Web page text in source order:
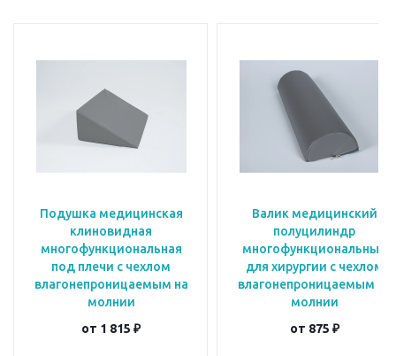
Подушка медицинская
клиновидная
многофункциональная
под плечи с чехлом
влагонепроницаемым на
молнии
от 1 815 ₽
Валик медицинский
полуцилиндр
многофункциональный
для хирургии с чехлом
влагонепроницаемым на
молнии
от 875 ₽